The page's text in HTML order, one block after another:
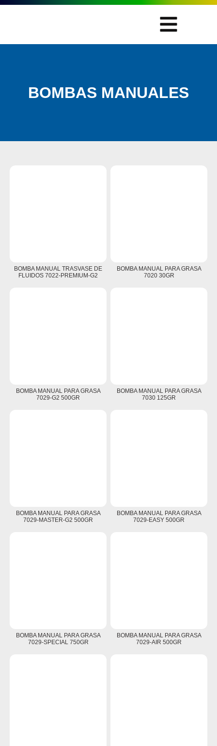
BOMBAS MANUALES
BOMBA MANUAL TRASVASE DE
FLUIDOS 7022-PREMIUM-G2
BOMBA MANUAL PARA GRASA
7020 30GR
BOMBA MANUAL PARA GRASA
7029-G2 500GR
BOMBA MANUAL PARA GRASA
7030 125GR
BOMBA MANUAL PARA GRASA
7029-MASTER-G2 500GR
BOMBA MANUAL PARA GRASA
7029-EASY 500GR
BOMBA MANUAL PARA GRASA
7029-SPECIAL 750GR
BOMBA MANUAL PARA GRASA
7029-AIR 500GR